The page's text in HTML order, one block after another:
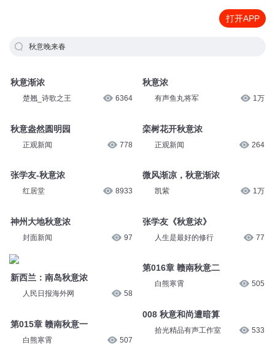
打开APP
秋意晚来春
秋意渐浓
楚翘_诗歌之王 6364
秋意盎然圆明园
正观新闻 778
张学友-秋意浓
红居堂 8933
神州大地秋意浓
封面新闻 97
新西兰：南岛秋意浓
人民日报海外网 58
第015章 赣南秋意一
白熊寒霄 507
秋意浓
有声鱼丸将军 1万
栾树花开秋意浓
正观新闻 264
微风渐凉，秋意渐浓
凯紫 1万
张学友《秋意浓》
人生是最好的修行 77
第016章 赣南秋意二
白熊寒霄 505
008 秋意和尚遭暗算
拾光精品有声工作室 533